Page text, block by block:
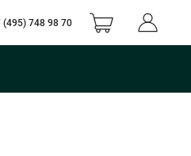
(495) 748 98 70